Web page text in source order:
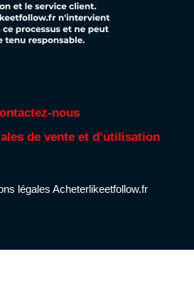
nous
de vente et d’utilisation
légales Acheterlikeetfollow.fr